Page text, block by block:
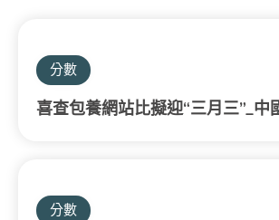
分數
喜查包養網站比擬迎“三月三”_中
分數